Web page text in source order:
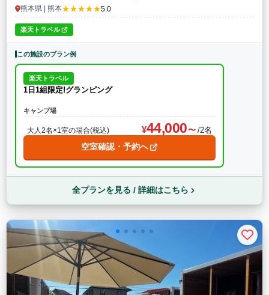
熊本県 | 熊本★★★★★5.0
楽天トラベル
この施設のプラン例
楽天トラベル
1日1組限定!グランピング
キャンプ場
大人2名×1室の場合(税込) 44,000 /2名
空室確認・予約へ
全プランを見る / 詳細はこちら